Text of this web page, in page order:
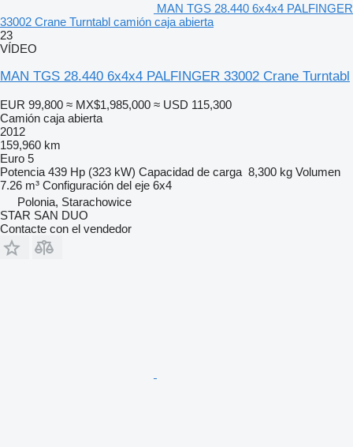
MAN TGS 28.440 6x4x4 PALFINGER
33002 Crane Turntabl camión caja abierta
23
VÍDEO
MAN TGS 28.440 6x4x4 PALFINGER 33002 Crane Turntabl
EUR 99,800 ≈ MX$1,985,000 ≈ USD 115,300
Camión caja abierta
2012
159,960 km
Euro 5
Potencia 439 Hp (323 kW) Capacidad de carga 8,300 kg Volumen
7.26 m³ Configuración del eje 6x4
Polonia, Starachowice
STAR SAN DUO
Contacte con el vendedor